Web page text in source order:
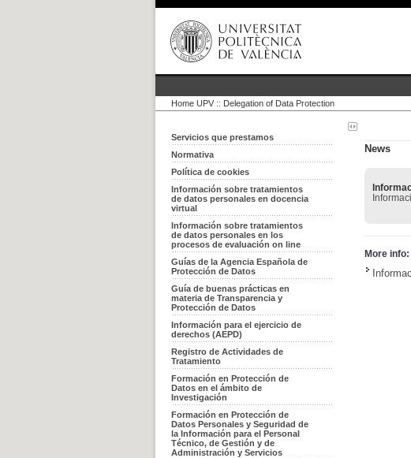
Home UPV :: Delegation of Data Protection
Servicios que prestamos
Normativa
Política de cookies
Información sobre tratamientos
de datos personales en docencia
virtual
Información sobre tratamientos
de datos personales en los
procesos de evaluación on line
Guías de la Agencia Española de
Protección de Datos
Guía de buenas prácticas en
materia de Transparencia y
Protección de Datos
Información para el ejercicio de
derechos (AEPD)
Registro de Actividades de
Tratamiento
Formación en Protección de
Datos en el ámbito de
Investigación
Formación en Protección de
Datos Personales y Seguridad de
la Información para el Personal
Técnico, de Gestión y de
Administración y Servicios
News
More info: